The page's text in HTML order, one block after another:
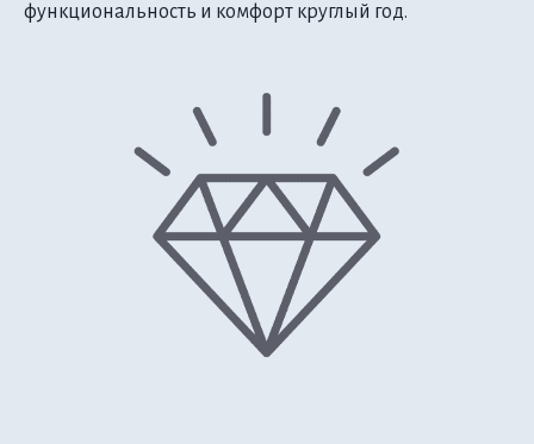
функциональность и комфорт круглый год.